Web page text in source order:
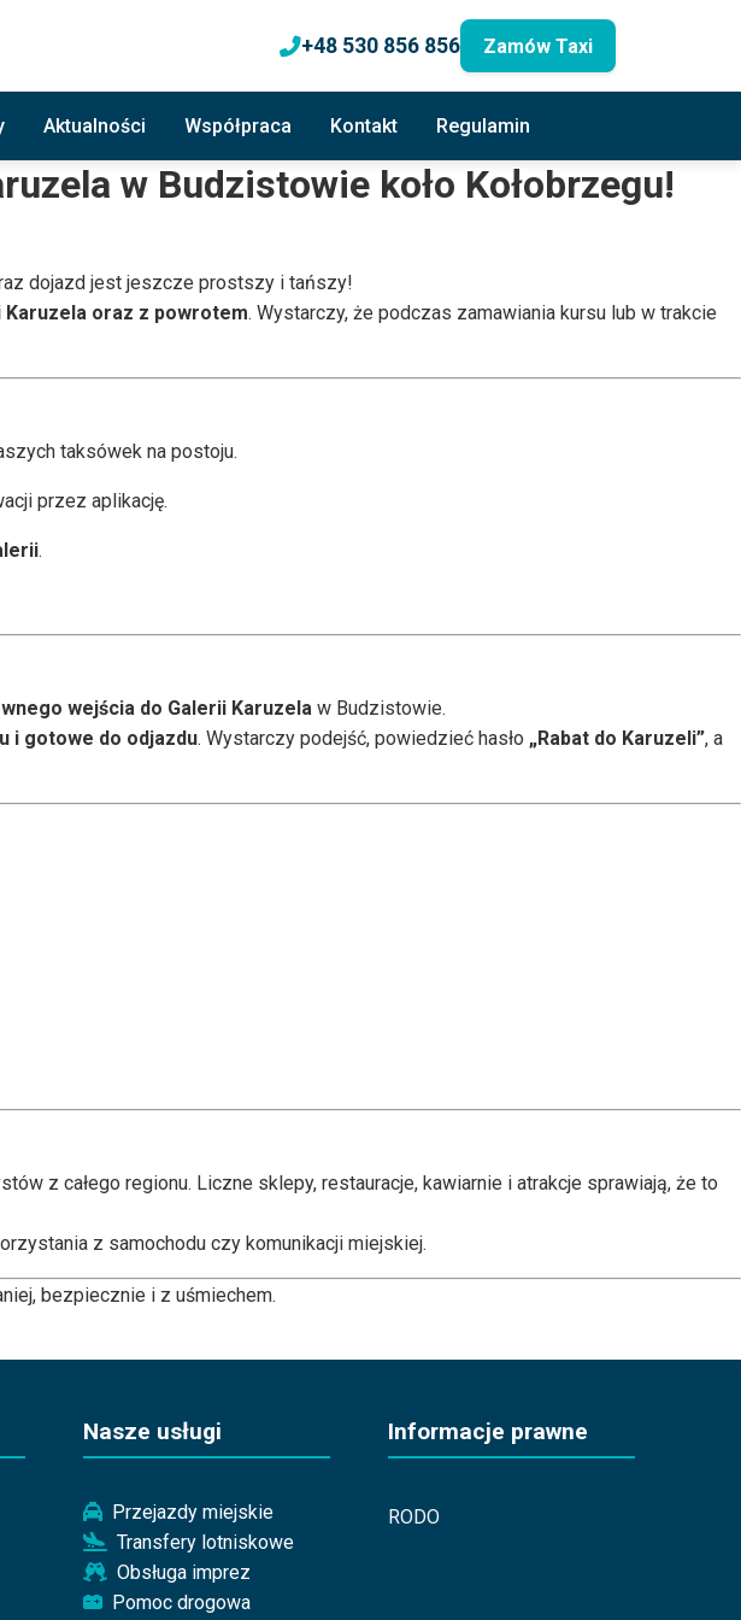
+48 530 856 856 Zamów Taxi
Aktualności Współpraca Kontakt Regulamin
w Budzistowie koło Kołobrzegu!
dojazd jest jeszcze prostszy i tańszy!
Karuzela oraz z powrotem. Wystarczy, że podczas zamawiania kursu lub w trakcie
taksówek na postoju.
przez aplikację.
.
wejścia do Galerii Karuzela w Budzistowie.
i gotowe do odjazdu. Wystarczy podejść, powiedzieć hasło „Rabat do Karuzeli”, a
z całego regionu. Liczne sklepy, restauracje, kawiarnie i atrakcje sprawiają, że to
z samochodu czy komunikacji miejskiej.
bezpiecznie i z uśmiechem.
Nasze usługi
Przejazdy miejskie
Transfery lotniskowe
Obsługa imprez
Pomoc drogowa
Informacje prawne
RODO